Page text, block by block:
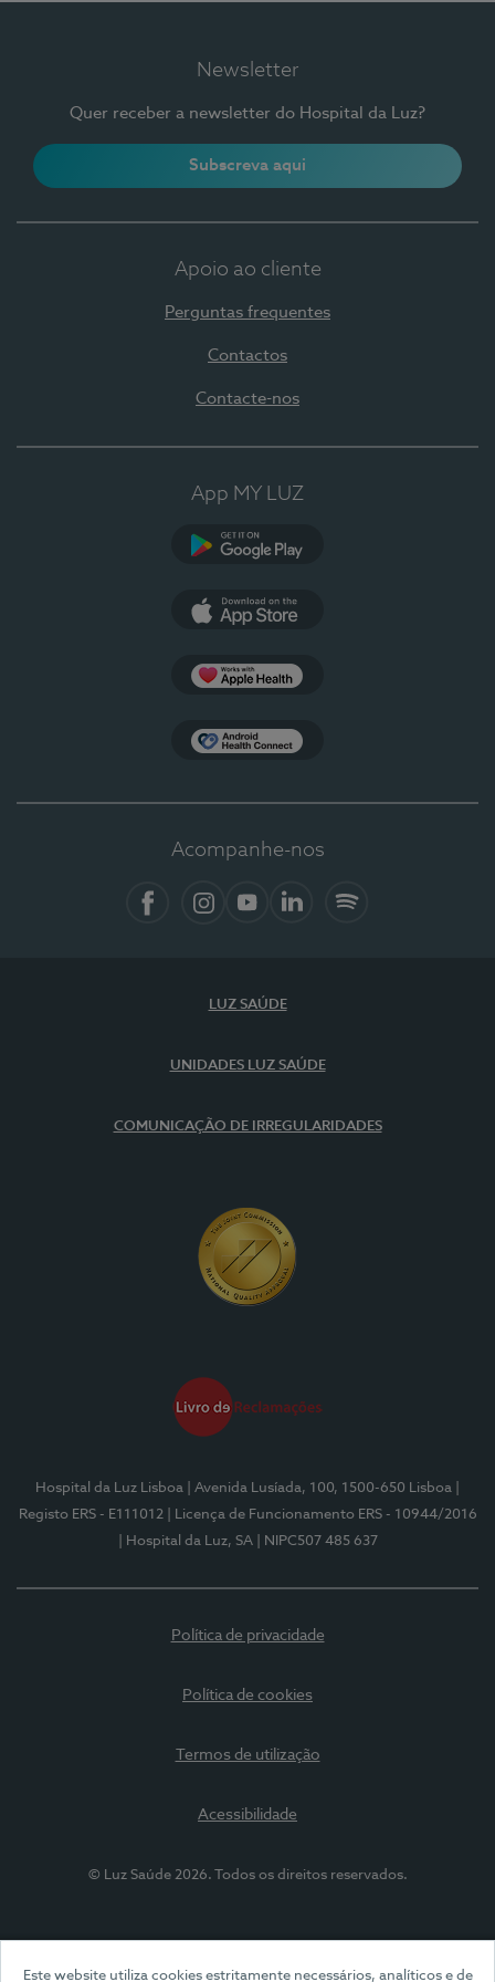
Este website utiliza cookies estritamente necessários, analíticos e de
Newsletter
Quer receber a newsletter do Hospital da Luz?
Subscreva aqui
Apoio ao cliente
Perguntas frequentes
Contactos
Contacte-nos
App MY LUZ
Acompanhe-nos
LUZ SAÚDE
UNIDADES LUZ SAÚDE
COMUNICAÇÃO DE IRREGULARIDADES
Hospital da Luz Lisboa | Avenida Lusíada, 100, 1500-650 Lisboa
Registo ERS - E111012
| Licença de Funcionamento ERS - 10944/2016
| Hospital da Luz, SA
| NIPC507 485 637
Política de privacidade
Política de cookies
Termos de utilização
Acessibilidade
© Luz Saúde 2026. Todos os direitos reservados.